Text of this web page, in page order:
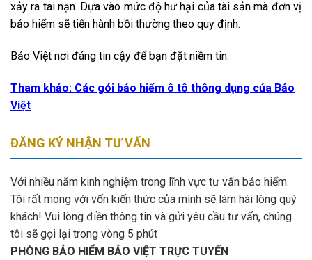
xảy ra tai nạn. Dựa vào mức độ hư hại của tài sản mà đơn vị
bảo hiểm sẽ tiến hành bồi thường theo quy định.
Bảo Việt nơi đáng tin cậy để bạn đặt niềm tin.
Tham khảo: Các gói bảo hiểm ô tô thông dụng của Bảo
Việt
ĐĂNG KÝ NHẬN TƯ VẤN
Với nhiều năm kinh nghiệm trong lĩnh vực tư vấn bảo hiểm.
Tôi rất mong với vốn kiến thức của mình sẽ làm hài lòng quý
khách! Vui lòng điền thông tin và gửi yêu cầu tư vấn, chúng
tôi sẽ gọi lại trong vòng 5 phút
PHÒNG BẢO HIỂM BẢO VIỆT TRỰC TUYẾN